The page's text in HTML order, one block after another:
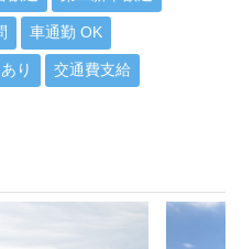
車通勤 OK
り 交通費支給